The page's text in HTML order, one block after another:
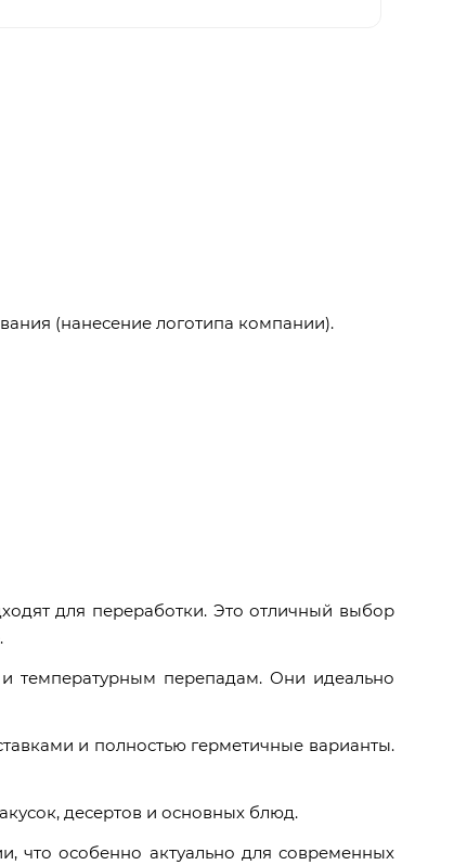
(нанесение логотипа компании).
для переработки. Это отличный выбор
температурным перепадам. Они идеально
и полностью герметичные варианты.
десертов и основных блюд.
что особенно актуально для современных